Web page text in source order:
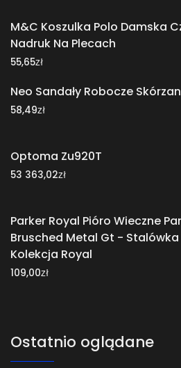
M&C Koszulka Polo Damska
Nadruk Na Plecach
55,65zł
Neo Sandały Robocze
58,49zł
Optoma Zu920T
53 363,02zł
Parker Royal Pióro Wieczne
Brusched Metal Gt - Stalówka
Kolekcja Royal
109,00zł
Ostatnio oglądane